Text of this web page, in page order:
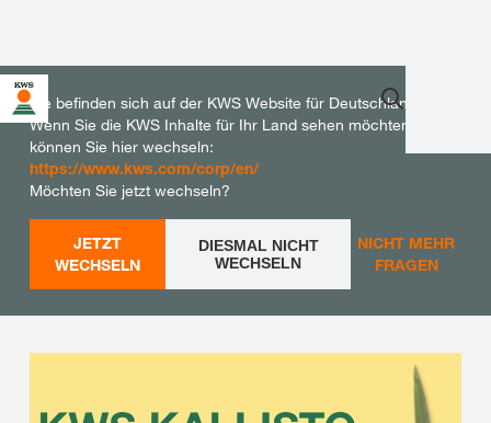
Sie befinden sich auf der KWS Website für Deutschland.
Wenn Sie die KWS Inhalte für Ihr Land sehen möchten,
können Sie hier wechseln:
https://www.kws.com/corp/en/
Möchten Sie jetzt wechseln?
JETZT
WECHSELN
DIESMAL NICHT
WECHSELN
NICHT MEHR
FRAGEN